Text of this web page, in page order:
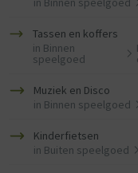
Tassen en koffers
in Binnen
speelgoed
Muziek en Disco
in Binnen speelgoed
Kinderfietsen
in Buiten speelgoed